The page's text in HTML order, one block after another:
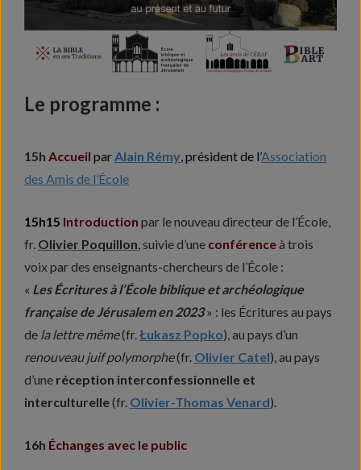
Le programme :
15h Accueil parAlain Rémy, président de l’Association
des Amis de l’École
15h15 Introduction par le nouveau directeur de l’École,
fr. Olivier Poquillon, suivie d’une conférenceà trois
voix par des enseignants-chercheurs de l’École :
« Les Écritures à l’École biblique et archéologique
française de Jérusalem en 2023» : les Écritures au pays
de la lettre même(fr.Łukasz Popko), au pays d’un
renouveau juif polymorphe(fr. Olivier Catel), au pays
d’une réception interconfessionnelle et
interculturelle(fr. Olivier-Thomas Venard).
16h Échanges avec le public